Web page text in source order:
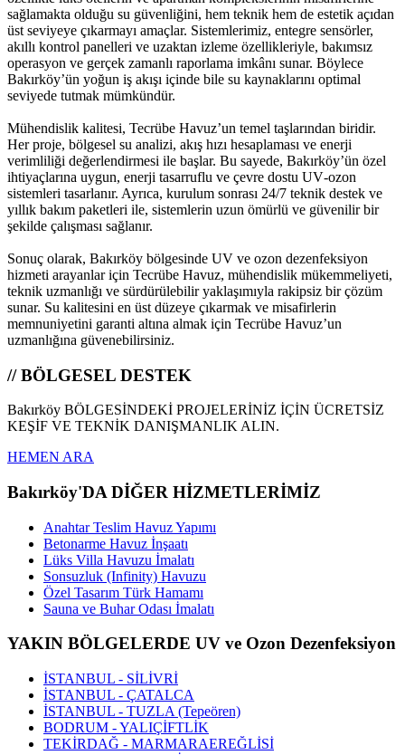
sağlamakta olduğu su güvenliğini, hem teknik hem de estetik açıdan
üst seviyeye çıkarmayı amaçlar. Sistemlerimiz, entegre sensörler,
akıllı kontrol panelleri ve uzaktan izleme özellikleriyle, bakımsız
operasyon ve gerçek zamanlı raporlama imkânı sunar. Böylece
Bakırköy’ün yoğun iş akışı içinde bile su kaynaklarını optimal
seviyede tutmak mümkündür.
Mühendislik kalitesi, Tecrübe Havuz’un temel taşlarından biridir.
Her proje, bölgesel su analizi, akış hızı hesaplaması ve enerji
verimliliği değerlendirmesi ile başlar. Bu sayede, Bakırköy’ün özel
ihtiyaçlarına uygun, enerji tasarruflu ve çevre dostu UV‑ozon
sistemleri tasarlanır. Ayrıca, kurulum sonrası 24/7 teknik destek ve
yıllık bakım paketleri ile, sistemlerin uzun ömürlü ve güvenilir bir
şekilde çalışması sağlanır.
Sonuç olarak, Bakırköy bölgesinde UV ve ozon dezenfeksiyon
hizmeti arayanlar için Tecrübe Havuz, mühendislik mükemmeliyeti,
teknik uzmanlığı ve sürdürülebilir yaklaşımıyla rakipsiz bir çözüm
sunar. Su kalitesini en üst düzeye çıkarmak ve misafirlerin
memnuniyetini garanti altına almak için Tecrübe Havuz’un
uzmanlığına güvenebilirsiniz.
// BÖLGESEL DESTEK
Bakırköy BÖLGESİNDEKİ PROJELERİNİZ İÇİN ÜCRETSİZ
KEŞİF VE TEKNİK DANIŞMANLIK ALIN.
HEMEN ARA
Bakırköy'DA DİĞER HİZMETLERİMİZ
Anahtar Teslim Havuz Yapımı
Betonarme Havuz İnşaatı
Lüks Villa Havuzu İmalatı
Sonsuzluk (Infinity) Havuzu
Özel Tasarım Türk Hamamı
Sauna ve Buhar Odası İmalatı
YAKIN BÖLGELERDE UV ve Ozon Dezenfeksiyon
İSTANBUL - SİLİVRİ
İSTANBUL - ÇATALCA
İSTANBUL - TUZLA (Tepeören)
BODRUM - YALIÇİFTLİK
TEKİRDAĞ - MARMARAEREĞLİSİ